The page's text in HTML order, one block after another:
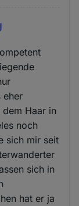
eher
Haar in
noch
sich mir seit
sich in
hat er ja